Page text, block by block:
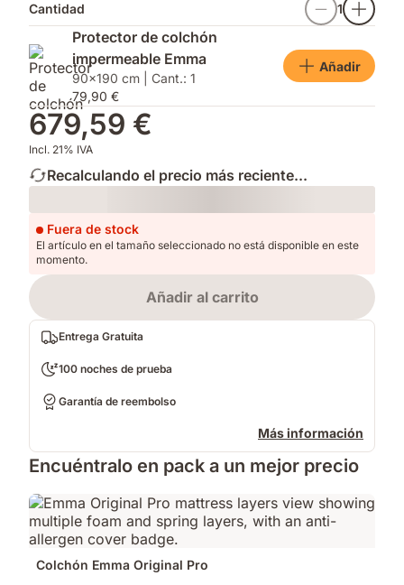
Cantidad 1
Protector de colchón
impermeable Emma
90x190 cm | Cant.: 1
79,90 €
Añadir
679,59 €
Incl. 21% IVA
Recalculando el precio más reciente...
Loading
Fuera de stock
El artículo en el tamaño seleccionado no está disponible en este
momento.
Añadir al carrito
Entrega Gratuita
100 noches de prueba
Garantía de reembolso
Más información
Encuéntralo en pack a un mejor precio
Colchón Emma Original Pro